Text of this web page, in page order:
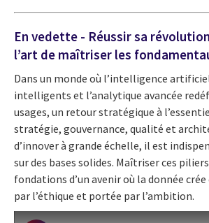
En vedette - Réussir sa
l’art de maîtriser les
Dans un monde où l’intelligence
intelligents et l’analytique avancée
usages, un retour stratégique à
stratégie, gouvernance, qualité et
d’innover à grande échelle, il est
sur des bases solides. Maîtriser ces
fondations d’un avenir où la donnée crée
par l’éthique et portée par l’ambition.